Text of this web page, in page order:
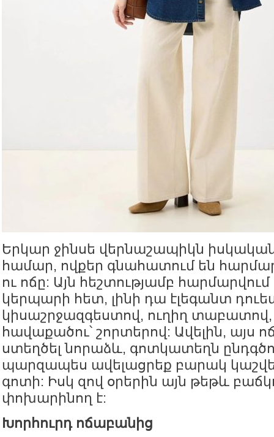
Երկար ջինսե վերնաշապիկն
համար, ովքեր գնահատում են
ու ոճը: Այն հեշտությամբ
կերպարի հետ, լինի դա էլեգանտ
կիսաշրջազգեստով, ուղիղ
հավաքածու՝ շորտերով: Ավելին, այս
ստեղծել նորաձև, գոտկատեղն
պարզապես ավելացրեք բարակ կաշվե
գոտի: Իսկ զով օրերին այն թեթև
փոխարինող է:
Խորհուրդ ոճաբանից